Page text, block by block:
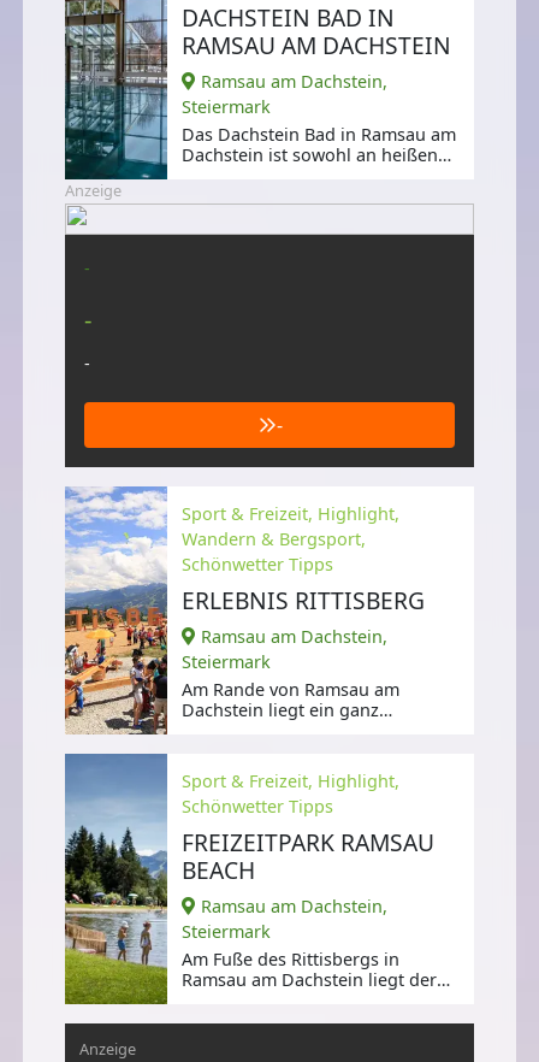
DACHSTEIN BAD IN
RAMSAU AM DACHSTEIN
Ramsau am Dachstein,
Steiermark
Das Dachstein Bad in Ramsau am
Dachstein ist sowohl an heißen
Anzeige
-
-
-
-
Sport & Freizeit, Highlight,
Wandern & Bergsport,
Schönwetter Tipps
ERLEBNIS RITTISBERG
Ramsau am Dachstein,
Steiermark
Am Rande von Ramsau am
Dachstein liegt ein ganz
Sport & Freizeit, Highlight,
Schönwetter Tipps
FREIZEITPARK RAMSAU
BEACH
Ramsau am Dachstein,
Steiermark
Am Fuße des Rittisbergs in
Ramsau am Dachstein liegt der
Anzeige